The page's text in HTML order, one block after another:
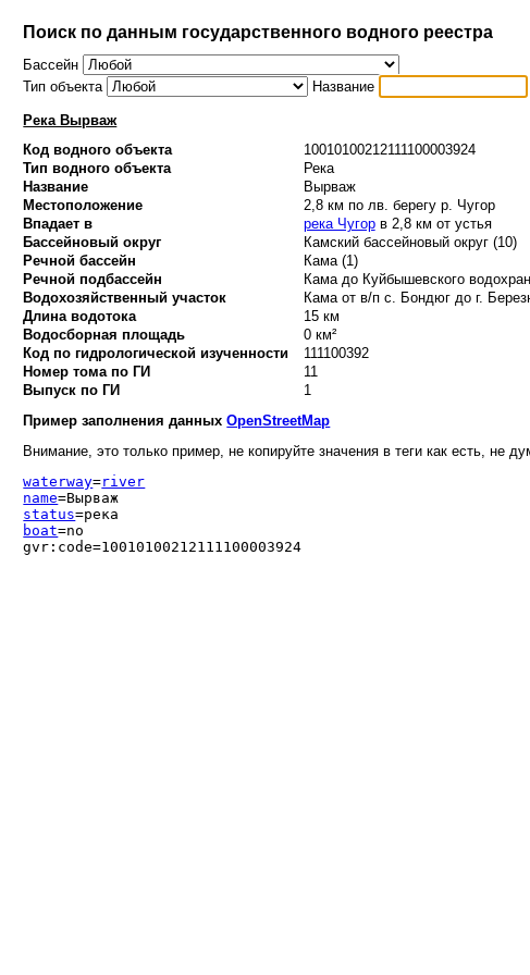
Поиск по данным государственного водного реестра
Бассейн
Тип объекта
Название
Река Вырваж
Код водного объекта
10010100212111100003924
Тип водного объекта
Река
Название
Вырваж
Местоположение
2,8 км по лв. берегу р. Чугор
Впадает в
река Чугорв 2,8 км от устья
Бассейновый округ
Камский бассейновый округ (10)
Речной бассейн
Кама (1)
Речной подбассейн
Кама до Куйбышевского
Водохозяйственный участок
Кама от в/п с. Бондюг до г.
Длина водотока
15 км
Водосборная площадь
0 км²
Код по гидрологической изученности
111100392
Номер тома по ГИ
11
Выпуск по ГИ
1
Пример заполнения данныхOpenStreetMap
Внимание, это только пример, не копируйте значения в теги как есть, не
waterway=river
name=Вырваж
status=река
boat=no
gvr:code=10010100212111100003924